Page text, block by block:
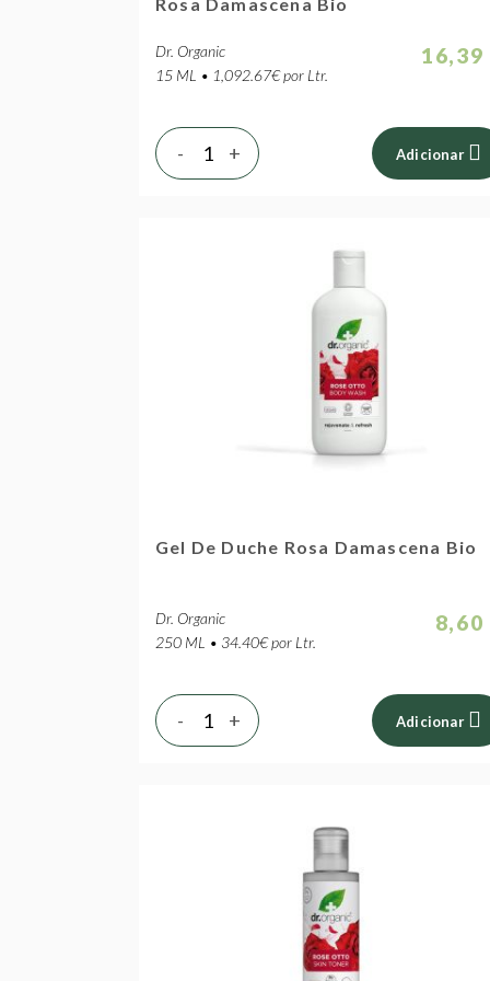
Dr. Organic
15 ML • 1,092.67€ por Ltr.
16,39
+
- Adicionar
Gel De Duche Rosa Damascena Bio
Dr. Organic
250 ML • 34.40€ por Ltr.
8,60
+
- Adicionar